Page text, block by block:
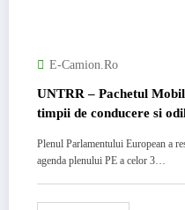
E-Camion.ro
UNTRR – Pachetul
timpii de conducere si
Plenul Parlamentului European a
agenda plenului PE a celor 3…